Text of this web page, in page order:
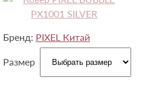
Бренд: PIXEL Китай
Размер